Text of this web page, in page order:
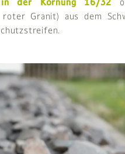
Granit) aus dem